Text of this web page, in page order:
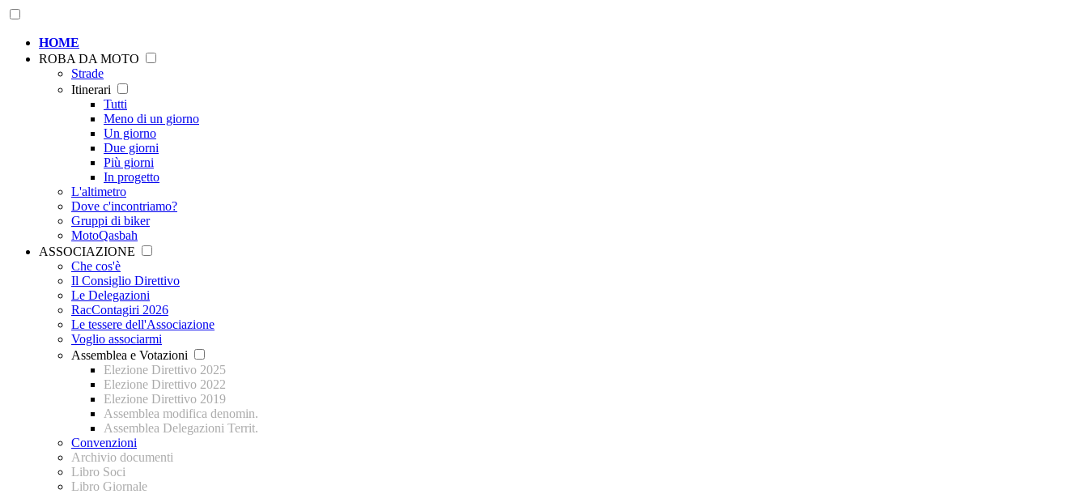
HOME
ROBA DA MOTO
Strade
Itinerari
Tutti
Meno di un giorno
Un giorno
Due giorni
Più giorni
In progetto
L'altimetro
Dove c'incontriamo?
Gruppi di biker
MotoQasbah
ASSOCIAZIONE
Che cos'è
Il Consiglio Direttivo
Le Delegazioni
RacContagiri 2026
Le tessere dell'Associazione
Voglio associarmi
Assemblea e Votazioni
Elezione Direttivo 2025
Elezione Direttivo 2022
Elezione Direttivo 2019
Assemblea modifica denomin.
Assemblea Delegazioni Territ.
Convenzioni
Archivio documenti
Libro Soci
Libro Giornale